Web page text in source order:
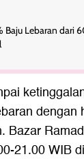
Baju Lebaran dari
dengan
Bazar
21.00 WIB